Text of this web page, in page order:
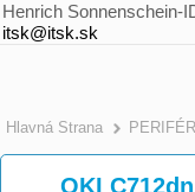
Henrich Sonnenschein-
itsk@itsk.sk
Hlavná Strana
OKI